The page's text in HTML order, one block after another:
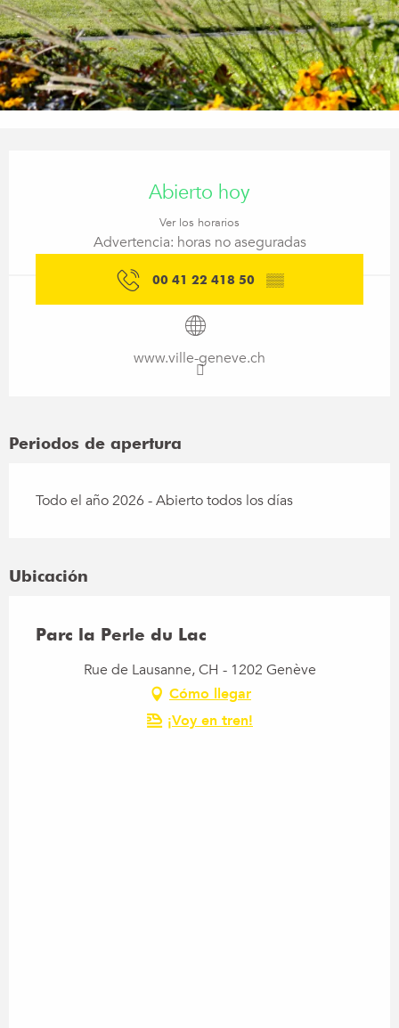
Abierto hoy
Ver los horarios
Advertencia: horas no aseguradas
00 41 22 418 50 ▒▒
www.ville-geneve.ch
Periodos de apertura
Todo el año 2026 - Abierto todos los días
Ubicación
Parc la Perle du Lac
Rue de Lausanne, CH - 1202 Genève
Cómo llegar
¡Voy en tren!